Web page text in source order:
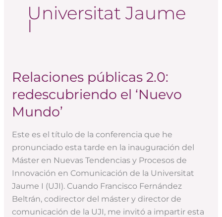
Universitat Jaume
I
Relaciones públicas 2.0:
redescubriendo el ‘Nuevo
Mundo’
Este es el título de la conferencia que he
pronunciado esta tarde en la inauguración del
Máster en Nuevas Tendencias y Procesos de
Innovación en Comunicación de la Universitat
Jaume I (UJI). Cuando Francisco Fernández
Beltrán, codirector del máster y director de
comunicación de la UJI, me invitó a impartir esta
Relaciones
públicas
2.0:
redescubriendo
‘Nuevo
Mundo’